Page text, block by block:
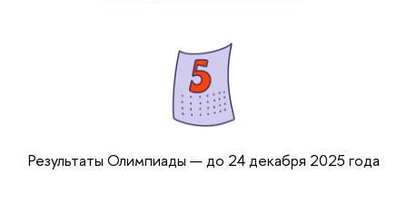
Результаты Олимпиады — до 24 декабря 2025 года